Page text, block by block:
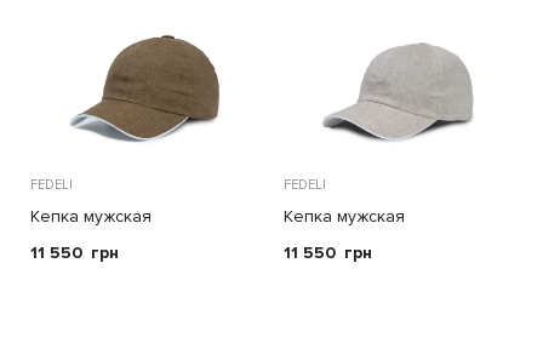
FEDELI
Кепка мужская
11 550 грн
FEDELI
Кепка мужская
11 550 грн